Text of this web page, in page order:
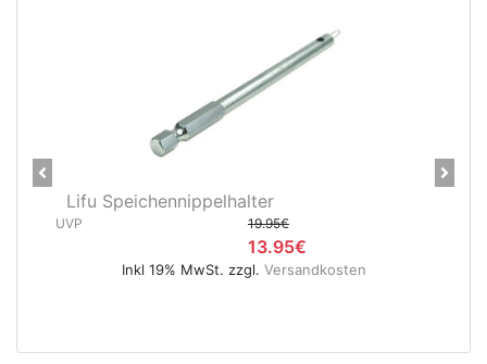
Lifu Speichennippelhalter
UVP 19.95€
13.95€
Inkl 19% MwSt. zzgl. Versandkosten
Previous Next